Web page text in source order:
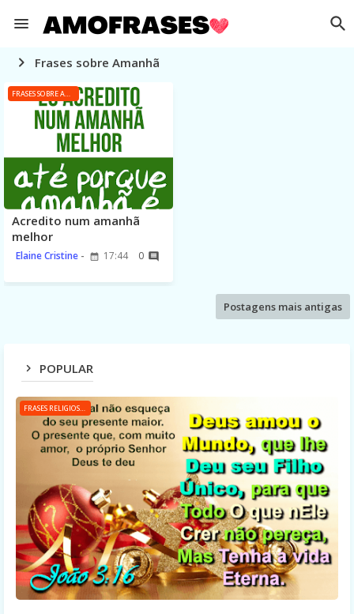
Frases sobre Amanhã
FRASES SOBRE AMANHÃ
Acredito num amanhã
melhor
Elaine Cristine 17:44 0
Postagens mais antigas
POPULAR
FRASES RELIGIOSAS